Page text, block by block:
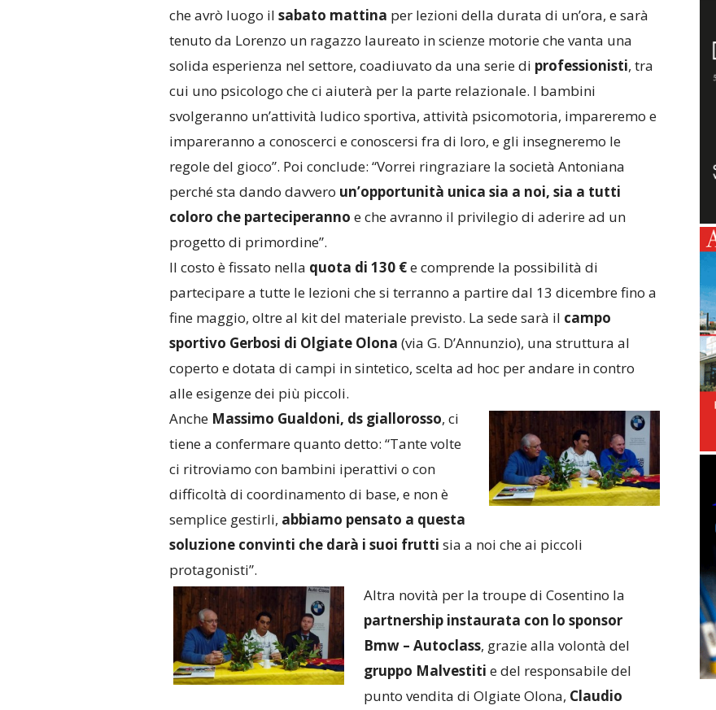
che avrò luogo il sabato mattina per lezioni della durata di un’ora, e sarà
tenuto da Lorenzo un ragazzo laureato in scienze motorie che vanta una
solida esperienza nel settore, coadiuvato da una serie di professionisti, tra
cui uno psicologo che ci aiuterà per la parte relazionale. I bambini
svolgeranno un’attività ludico sportiva, attività psicomotoria, impareremo e
impareranno a conoscerci e conoscersi fra di loro, e gli insegneremo le
regole del gioco”. Poi conclude: “Vorrei ringraziare la società Antoniana
perché sta dando davvero un’opportunità unica sia a noi, sia a tutti
coloro che parteciperanno e che avranno il privilegio di aderire ad un
progetto di primordine”.
Il costo è fissato nella quota di 130 €e comprende la possibilità di
partecipare a tutte le lezioni che si terranno a partire dal 13 dicembre fino a
fine maggio, oltre al kit del materiale previsto. La sede sarà il campo
sportivo Gerbosi di Olgiate Olona (via G. D’Annunzio), una struttura al
coperto e dotata di campi in sintetico, scelta ad hoc per andare in contro
alle esigenze dei più piccoli.
Anche Massimo Gualdoni, ds giallorosso, ci
tiene a confermare quanto detto: “Tante volte
ci ritroviamo con bambini iperattivi o con
difficoltà di coordinamento di base, e non è
semplice gestirli, abbiamo pensato a questa
soluzione convinti che darà i suoi frutti sia a noi che ai piccoli
protagonisti”.
Altra novità per la troupe di Cosentino la
partnership instaurata con lo sponsor
Bmw – Autoclass, grazie alla volontà del
gruppo Malvestiti e del responsabile del
punto vendita di Olgiate Olona, Claudio